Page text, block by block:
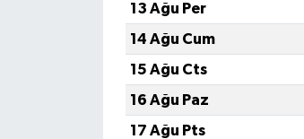
13 Ağu Per
14 Ağu Cum
15 Ağu Cts
16 Ağu Paz
17 Ağu Pts